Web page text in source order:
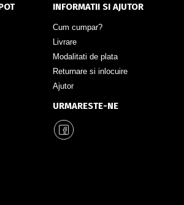
INFORMATII SI AJUTOR
Cum cumpar?
Livrare
Modalitati de plata
Returnare si inlocuire
Ajutor
URMARESTE-NE